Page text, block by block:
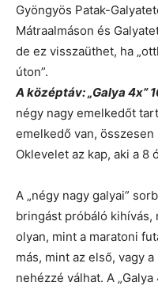
Gyöngyös Patak-
Mátraalmáson és
de ez visszaüthet, ha
úton”.
A középtáv: „Galya 4x”
négy nagy emelkedőt
emelkedő van,
Oklevelet az kap, aki a 8
A „négy nagy galyai”
bringást próbáló kihívás,
olyan, mint a maratoni
más, mint az első, vagy
nehézzé válhat. A